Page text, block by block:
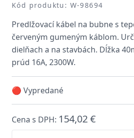
Kód produktu: W-98694
Predlžovací kábel na bubne s
červeným gumeným káblom.
dielňach a na stavbách. Dĺžka
prúd 16A, 2300W.
🔴 Vypredané
Cena s DPH: 154,02 €